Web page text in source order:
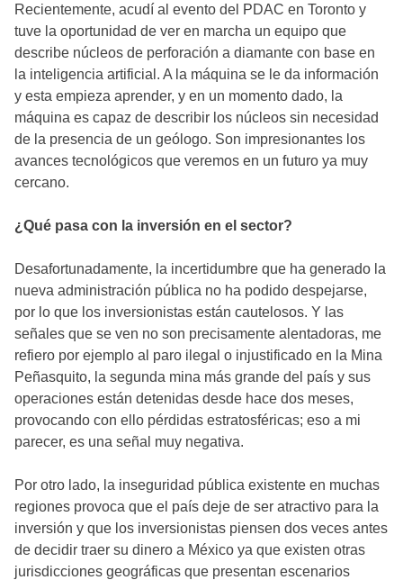
Recientemente, acudí al evento del PDAC en Toronto y
tuve la oportunidad de ver en marcha un equipo que
describe núcleos de perforación a diamante con base en
la inteligencia artificial. A la máquina se le da información
y esta empieza aprender, y en un momento dado, la
máquina es capaz de describir los núcleos sin necesidad
de la presencia de un geólogo. Son impresionantes los
avances tecnológicos que veremos en un futuro ya muy
cercano.
¿Qué pasa con la inversión en el sector?
Desafortunadamente, la incertidumbre que ha generado la
nueva administración pública no ha podido despejarse,
por lo que los inversionistas están cautelosos. Y las
señales que se ven no son precisamente alentadoras, me
refiero por ejemplo al paro ilegal o injustificado en la Mina
Peñasquito, la segunda mina más grande del país y sus
operaciones están detenidas desde hace dos meses,
provocando con ello pérdidas estratosféricas; eso a mi
parecer, es una señal muy negativa.
Por otro lado, la inseguridad pública existente en muchas
regiones provoca que el país deje de ser atractivo para la
inversión y que los inversionistas piensen dos veces antes
de decidir traer su dinero a México ya que existen otras
jurisdicciones geográficas que presentan escenarios